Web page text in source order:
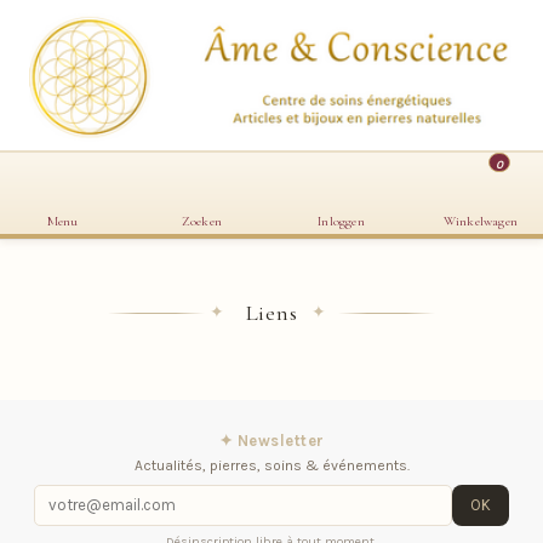
Menu Zoeken Inloggen
0
Winkelwagen
✦ Liens ✦
✦ Newsletter
Actualités, pierres, soins & événements.
OK